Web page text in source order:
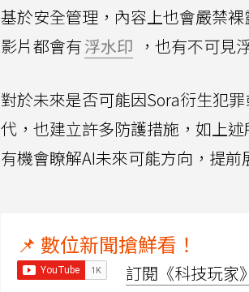
基於安全管理，內容上也會嚴禁
影片都會有浮水印 ，也有不可見
對於未來是否可能因Sora衍生犯
代，也建立許多防護措施，如上
有機會瞭解AI未來可能方向，提前
📌 數位新聞搶鮮看！
訂閱《科技玩家